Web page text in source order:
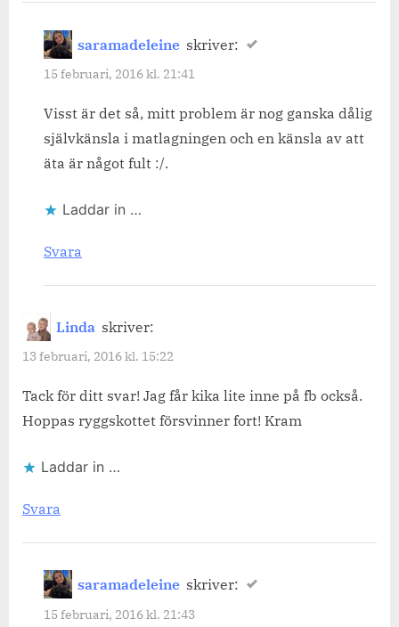
saramadeleine skriver:
15 februari, 2016 kl. 21:41
Visst är det så, mitt problem är nog ganska dålig
självkänsla i matlagningen och en känsla av att
äta är något fult :/.
Laddar in …
Svara
Linda skriver:
13 februari, 2016 kl. 15:22
Tack för ditt svar! Jag får kika lite inne på fb också.
Hoppas ryggskottet försvinner fort! Kram
Laddar in …
Svara
saramadeleine skriver:
15 februari, 2016 kl. 21:43